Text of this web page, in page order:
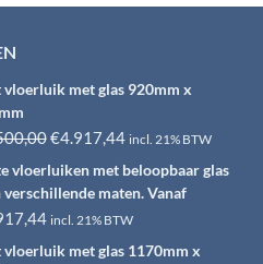
vloerluik met glas 920mm x
Oorspronkelijke
prijs
was:
€6.500,00.
€4.917,44Huidige
prijs
is:
€4.917,44.
incl. 21% BTW
vloerluiken met beloopbaar glas
verschillende maten. Vanaf
incl. 21% BTW
vloerluik met glas 1170mm x